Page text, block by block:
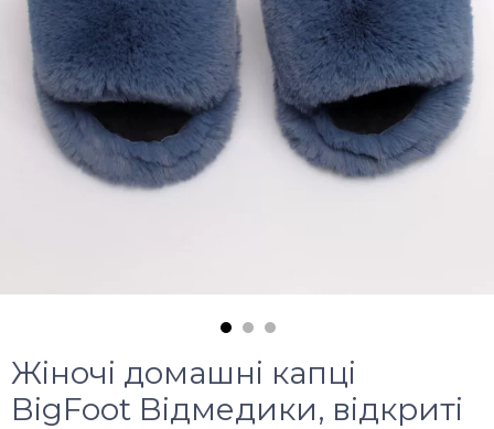
Жіночі домашні капці
BigFoot Відмедики, відкриті